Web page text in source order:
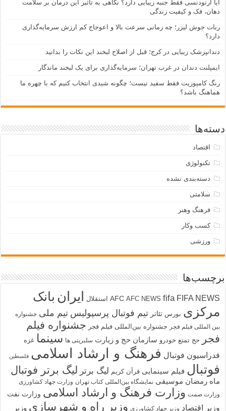
آیا ارتودنسی فقط جنبه زیبایی دارد؟ نگاهی به تأثیر این درمان بر سلامت
دهان، فک و کیفیت زندگی
ربات جوش لیزر؛ چه زمانی سرعت بالا و اعوجاج کم ارزش سرمایه‌گذاری
دارد؟
دندانپزشک زیبایی در کرج؛ قبل از اصلاح لبخند این نکات را بدانید
ایمپلنت دندان در غرب تهران؛ سرمایه‌گذاری برای یک لبخند ماندگار
رنگ کامپوزیت فقط سفید نیست؛ چگونه شیدی انتخاب کنیم که با چهره ما
هماهنگ باشد؟
دسته‌ها
اقتصاد
تکنولوژی
دسته‌بندی نشده
سلامتی
فرهنگ وهنر
کسب وکار
ورزشی
برچسب‌ها
AFC AFC NEWS fifa FIFA NEWS استقلال ایران بانک
مرکزی بورس تئاتر تیم فوتبال پرسپولیس تیم ملی جشنواره
بین المللی فیلم فجر
جشنواره بین‌المللی فیلم فجر جشنواره فیلم
فجر
حج تمتع خودرو سازمان حج و زیارت سلبریتی ها سینما غزه
فدراسیون فوتبال فرهنگ و ارشاد اسلامی فلسطین
فوتبال فیلم سینمایی قرآن کریم لیگ برتر لیگ برتر فوتبال
ماه رمضان موسیقی نمایشگاه بین‌المللی کتاب تهران وزارت جهاد کشاورزی
وزارت صمت وزارت فرهنگ و ارشاد اسلامی وزارت نفت
وزیر اقتصاد وزیر جهاد کشاورزی وزیر راه و شهرسازی وزیر